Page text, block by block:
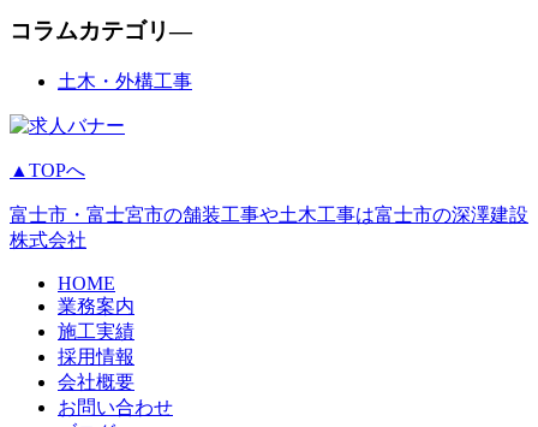
コラムカテゴリ―
土木・外構工事
▲TOPへ
富士市・富士宮市の舗装工事や土木工事は富士市の深澤建設
株式会社
HOME
業務案内
施工実績
採用情報
会社概要
お問い合わせ